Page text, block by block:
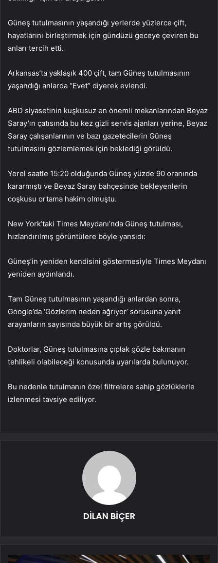
Güneş tutulmasının yaşandığı yerlerde yüzlerce çift,
hayatlarını birleştirmek için gündüzü geceye çeviren bu
anları tercih etti.
Arkansas’ta yaklaşık 400 çift, tam Güneş tutulmasının
yaşandığı anlarda “Evet” diyerek evlendi.
ABD siyasetinin kuşkusuz en önemli mekanlarından Beyaz
Saray’ın çatısında bu kez gizli servis ajanları yerine, Beyaz
Saray çalışanlarının ve bazı gazetecilerin Güneş
tutulmasını gözlemlemek için beklediği görüldü.
Yerel saatle 15:20 olduğunda Güneş yüzde 90 oranında
kararmıştı ve Beyaz Saray bahçesinde bekleyenlerin
coşkusu ortama hakim olmuştu.
New York’taki Times Meydanı’nda Güneş tutulması,
hızlandırılmış görüntülere böyle yansıdı:
Güneş’in yeniden kendisini göstermesiyle Times Meydanı
yeniden aydınlandı.
Tam Güneş tutulmasının yaşandığı anlardan sonra,
Google’da ‘Gözlerim neden ağrıyor’ sorusuna yanıt
arayanların sayısında büyük bir artış görüldü.
Doktorlar, Güneş tutulmasına çıplak gözle bakmanın
tehlikeli olabileceği konusunda uyarılarda bulunuyor.
Bu nedenle tutulmanın özel filtrelere sahip gözlüklerle
izlenmesi tavsiye ediliyor.
DİLAN BİÇER